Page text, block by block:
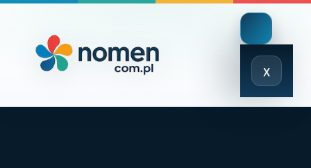
x
Close
Menu